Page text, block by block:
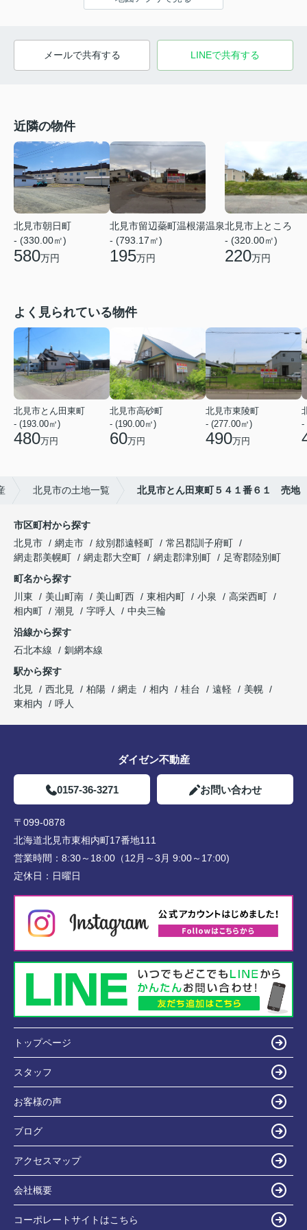
メールで共有する LINEで共有する
近隣の物件
北見市朝日町
- (330.00㎡)
580万円
北見市留辺蘂町温根湯温泉
- (793.17㎡)
195万円
北見市上ところ
- (320.00㎡)
220万円
よく見られている物件
北見市とん田東町
- (193.00㎡)
480万円
北見市高砂町
- (190.00㎡)
60万円
北見市東陵町
- (277.00㎡)
490万円
-
北見市の土地一覧 北見市とん田東町５４１番６１ 売地
市区町村から探す
北見市
網走市 紋別郡遠軽町
常呂郡訓子府町
網走郡美幌町
網走郡大空町 網走郡津別町
足寄郡陸別町
町名から探す
川東
美山町南 美山町西 東相内町 小泉
高栄西町
相内町
潮見 字呼人
中央三輪
沿線から探す
石北本線
釧網本線
駅から探す
北見
西北見 柏陽 網走 相内 桂台 遠軽
美幌
東相内
呼人
ダイゼン不動産
0157-36-3271 お問い合わせ
〒099-0878
北海道北見市東相内町17番地111
営業時間： 8:30～18:00（12月～3月 9:00～17:00)
定休日： 日曜日
トップページ
スタッフ
お客様の声
ブログ
アクセスマップ
会社概要
コーポレートサイトはこちら